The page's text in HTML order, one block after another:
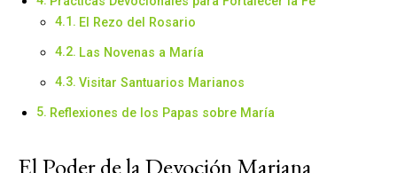
El Rezo del Rosario
Las Novenas a María
Visitar Santuarios Marianos
Reflexiones de los Papas sobre María
El Poder de la Devoción Mariana